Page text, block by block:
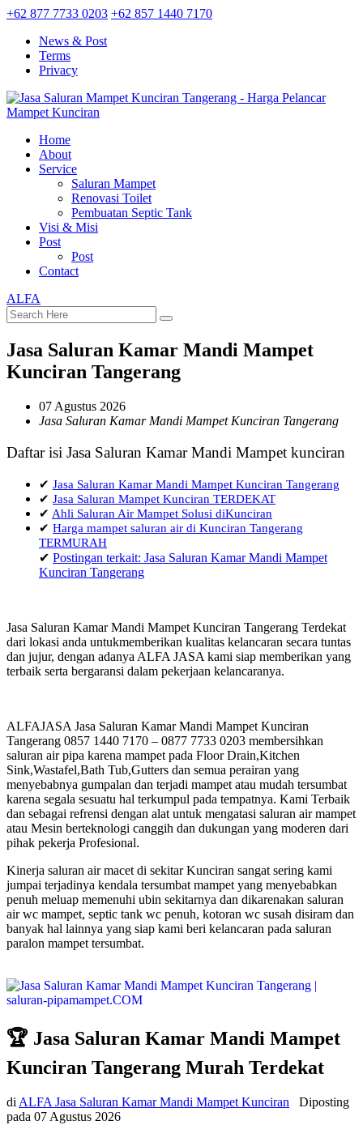
+62 877 7733 0203 +62 857 1440 7170
News & Post
Terms
Privacy
Home
About
Service
Saluran Mampet
Renovasi Toilet
Pembuatan Septic Tank
Visi & Misi
Post
Post
Contact
ALFA
Jasa Saluran Kamar Mandi Mampet
Kunciran Tangerang
07 Agustus 2026
Jasa Saluran Kamar Mandi Mampet Kunciran Tangerang
Daftar isi Jasa Saluran Kamar Mandi Mampet kunciran
✔ Jasa Saluran Kamar Mandi Mampet Kunciran Tangerang
✔ Jasa Saluran Mampet Kunciran TERDEKAT
✔ Ahli Saluran Air Mampet Solusi diKunciran
✔ Harga mampet saluran air di Kunciran Tangerang
TERMURAH
✔ Postingan terkait: Jasa Saluran Kamar Mandi Mampet
Kunciran Tangerang
Jasa Saluran Kamar Mandi Mampet Kunciran Tangerang Terdekat
dari lokasi anda untukmemberikan kualitas kelancaran secara tuntas
dan jujur, dengan adanya ALFA JASA kami siap memberikan yang
terbaik serta bergaransi dalam pekerjaan kelancaranya.
ALFAJASA Jasa Saluran Kamar Mandi Mampet Kunciran
Tangerang 0857 1440 7170 – 0877 7733 0203 membersihkan
saluran air pipa karena mampet pada Floor Drain,Kitchen
Sink,Wastafel,Bath Tub,Gutters dan semua perairan yang
menyebabnya gumpalan dan terjadi mampet atau mudah tersumbat
karena segala sesuatu hal terkumpul pada tempatnya. Kami Terbaik
dan sebagai refrensi dengan alat untuk mengatasi saluran air mampet
atau Mesin berteknologi canggih dan dukungan yang moderen dari
pihak pekerja Profesional.
Kinerja saluran air macet di sekitar Kunciran sangat sering kami
jumpai terjadinya kendala tersumbat mampet yang menyebabkan
penuh meluap memenuhi ubin sekitarnya dan dikarenakan saluran
air wc mampet, septic tank wc penuh, kotoran wc susah disiram dan
banyak hal lainnya yang siap kami beri kelancaran pada saluran
paralon mampet tersumbat.
🏆 Jasa Saluran Kamar Mandi Mampet
Kunciran Tangerang Murah Terdekat
di ALFA Jasa Saluran Kamar Mandi Mampet Kunciran
Diposting
pada 07 Agustus 2026